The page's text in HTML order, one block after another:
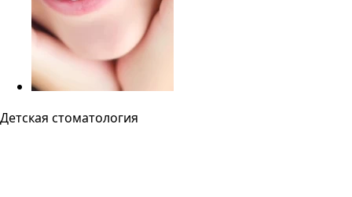
Детская стоматология